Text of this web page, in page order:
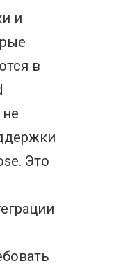
и
в
Это